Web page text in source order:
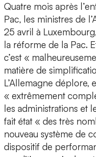
Quatre mois après
Pac, les ministres de
25 avril à
la réforme de la Pac.
c’est «
matière de
L’Allemagne déplore,
« extrêmement
les administrations et
fait état « des très
nouveau système de
dispositif de